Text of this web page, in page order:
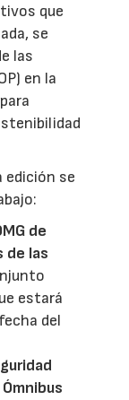
que
se
las
en la
edición se
de
de las
estará
del